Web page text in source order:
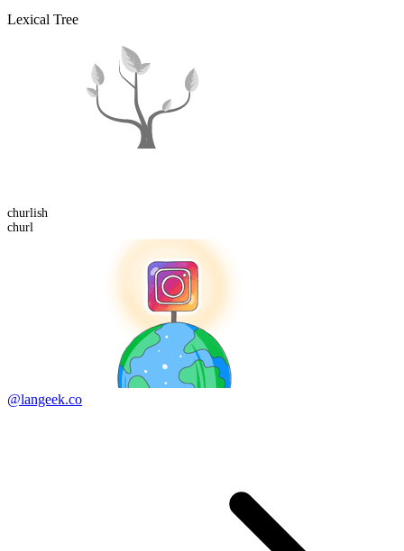
Lexical Tree
churlish
churl
@langeek.co